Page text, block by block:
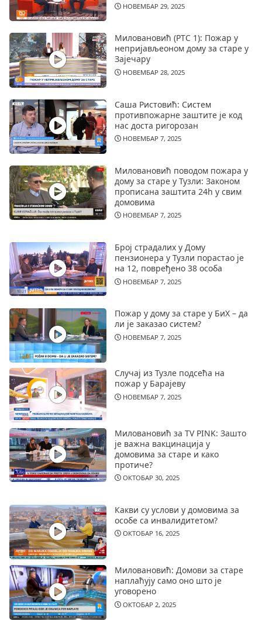
НОВЕМБАР 29, 2025
Миловановић (РТС 1): Пожар у
непријављеоном дому за старе у
Зајечару
НОВЕМБАР 28, 2025
Саша Ристовић: Систем
противпожарне заштите је код
нас доста ригорозан
НОВЕМБАР 7, 2025
Миловановић поводом пожара у
дому за старе у Тузли: Законом
прописана заштита 24h у свим
домовима
НОВЕМБАР 7, 2025
Број страдалих у Дому
пензионера у Тузли порастао је
на 12, повређено 38 особа
НОВЕМБАР 7, 2025
Пожар у дому за старе у БиХ – да
ли је заказао систем?
НОВЕМБАР 7, 2025
Случај из Тузле подсећа на
пожар у Барајеву
НОВЕМБАР 7, 2025
Миловановић за TV PINK: Зашто
је важна вакцинација у
домовима за старе и како
протиче?
ОКТОБАР 30, 2025
Какви су услови у домовима за
особе са инвалидитетом?
ОКТОБАР 16, 2025
Миловановић: Домови за старе
наплаћују само оно што је
уговорено
ОКТОБАР 2, 2025